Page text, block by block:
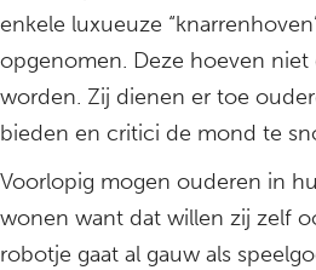
enkele luxueuze
opgenomen. Deze hoeven
worden. Zij dienen er toe
bieden en critici de mond te
Voorlopig mogen ouderen in
wonen want dat willen zij zelf
robotje gaat al gauw als